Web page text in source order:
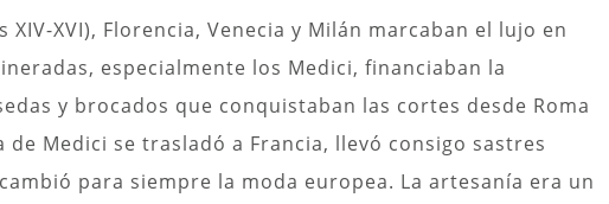
XIV-XVI), Florencia, Venecia y Milán marcaban el lujo en
especialmente los Medici, financiaban la
y brocados que conquistaban las cortes desde Roma
de Medici se trasladó a Francia, llevó consigo sastres
para siempre la moda europea. La artesanía era un